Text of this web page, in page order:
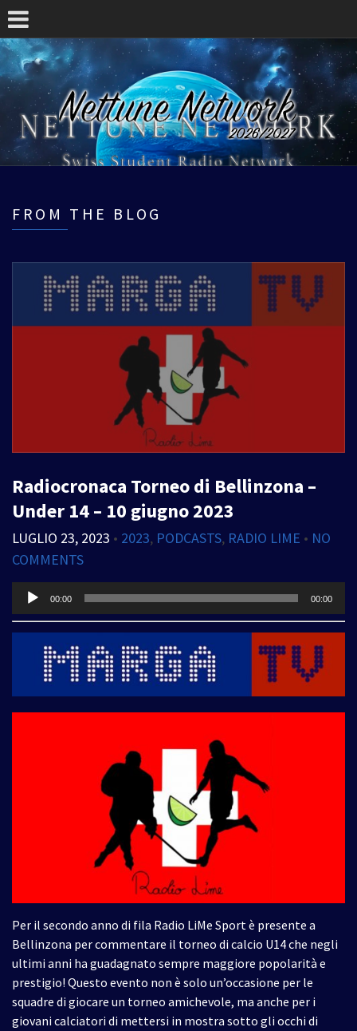
FROM THE BLOG
Radiocronaca Torneo di Bellinzona –
Under 14 – 10 giugno 2023
LUGLIO 23, 2023 • 2023, PODCASTS, RADIO LIME • NO
COMMENTS
Audio
Player
00:00 00:00
Per il secondo anno di fila Radio LiMe Sport è presente a
Bellinzona per commentare il torneo di calcio U14 che negli
ultimi anni ha guadagnato sempre maggiore popolarità e
prestigio! Questo evento non è solo un’occasione per le
squadre di giocare un torneo amichevole, ma anche per i
giovani calciatori di mettersi in mostra sotto gli occhi di